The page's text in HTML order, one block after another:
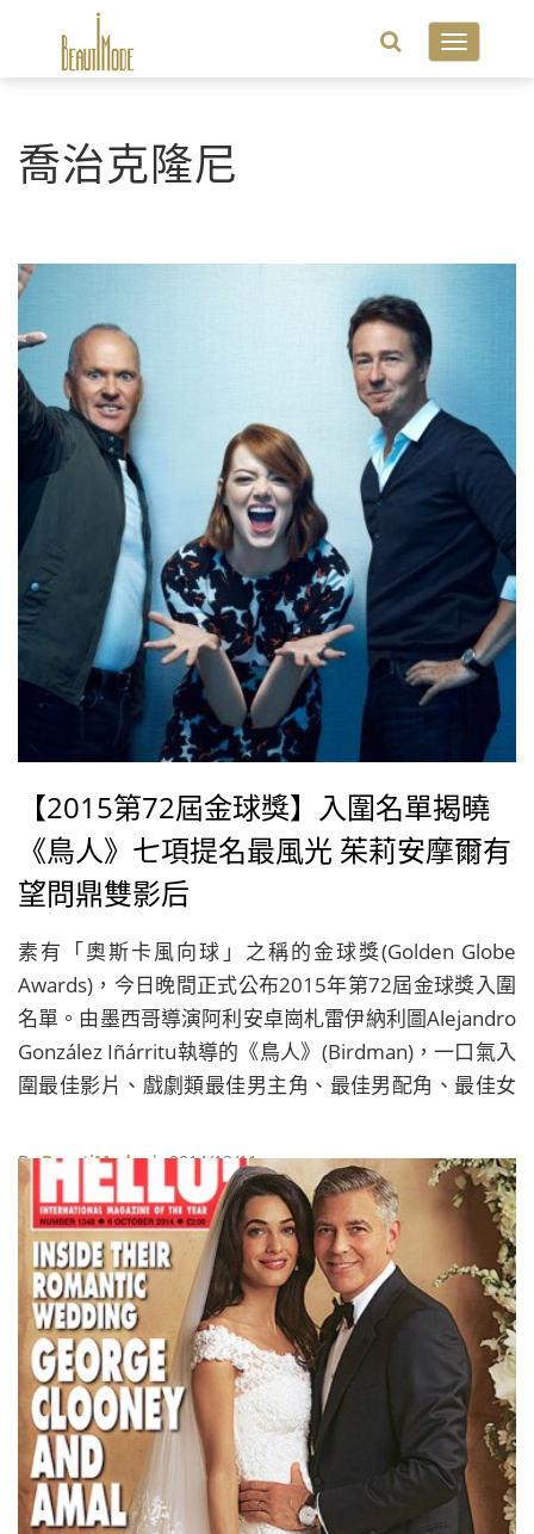
Toggle
喬治克隆尼
【2015第72屆金球獎】入圍名單揭曉
《鳥人》七項提名最風光 茱莉安摩爾有
望問鼎雙影后
素有「奧斯卡風向球」之稱的金球獎(Golden Globe
Awards)，今日晚間正式公布2015年第72屆金球獎入圍
名單。由墨西哥導演阿利安卓崗札雷伊納利圖Alejandro
González Iñárritu執導的《鳥人》(Birdman)，一口氣入
圍最佳影片、戲劇類最佳男主角、最佳男配角、最佳女
人》之後提名最多的電影，則分別為《年少時代》
(Boyhood)與《模仿遊戲》(The Imitation Game)的五項
提名。
ByBeautiMode| 2014/12/11